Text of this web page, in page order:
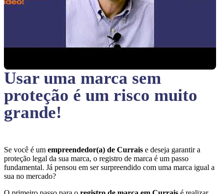
Usar uma marca sem
proteção é um risco muito
grande!
Se você é um empreendedor(a) de Currais e deseja garantir a
proteção legal da sua marca, o registro de marca é um passo
fundamental. Já pensou em ser surpreendido com uma marca igual a
sua no mercado?